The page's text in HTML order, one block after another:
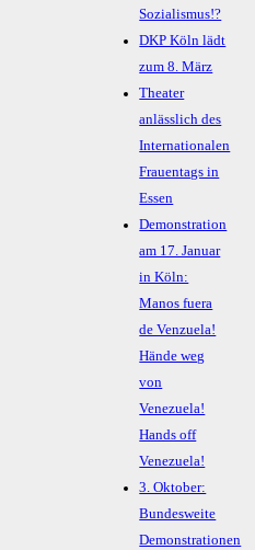
Sozialismus!?
DKP Köln lädt
zum 8. März
Theater
anlässlich des
Internationalen
Frauentags in
Essen
Demonstration
am 17. Januar
in Köln:
Manos fuera
de Venzuela!
Hände weg
von
Venezuela!
Hands off
Venezuela!
3. Oktober:
Bundesweite
Demonstrationen